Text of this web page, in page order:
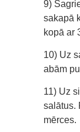
9)
sakapā
kopā ar
10) Uz
abām
11) Uz
salātus.
mērces.